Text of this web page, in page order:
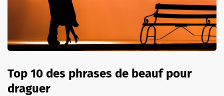
Top 10 des phrases de beauf pour
draguer